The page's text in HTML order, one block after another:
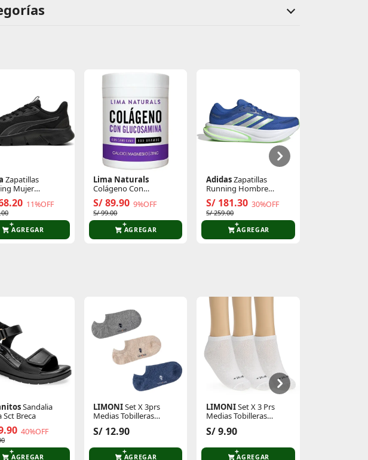
Zapatillas
Mujer
Lite Modern
11%OFF
AGREGAR
Lima Naturals
Colágeno Con
Glucosamina 500mg
S/ 89.90 9%OFF
S/ 99.00
AGREGAR
AdidasZapatillas
Running Hombre
Response 2 M
S/ 181.30 30%OFF
S/ 259.00
AGREGAR
Puntos.
Sandalia
Sct Breca
40%OFF
AGREGAR
LIMONISet X 3prs
Medias Tobilleras
S/ 12.90
AGREGAR
LIMONISet X 3 Prs
Medias Tobilleras
S/ 9.90
AGREGAR